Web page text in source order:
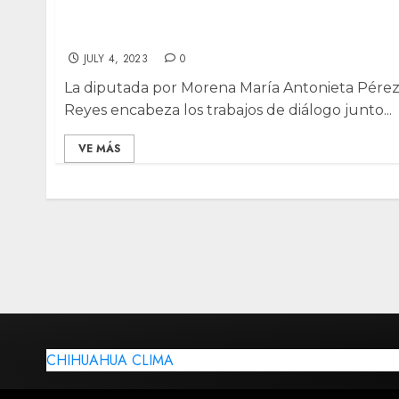
JULY 4, 2023 0
La diputada por Morena María Antonieta Pérez
Reyes encabeza los trabajos de diálogo junto...
VE MÁS
CHIHUAHUA CLIMA